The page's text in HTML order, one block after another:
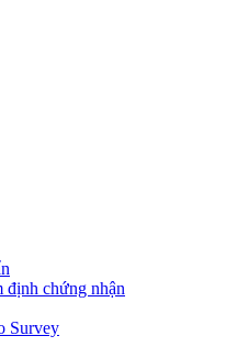
chứng nhận
Survey